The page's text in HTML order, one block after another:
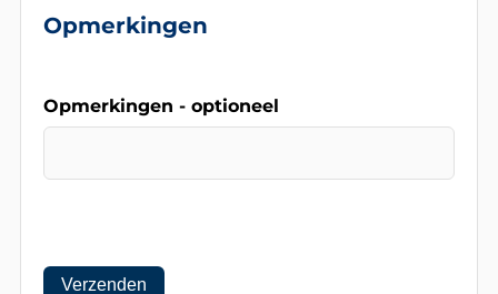
Opmerkingen
Opmerkingen - optioneel
Verzenden